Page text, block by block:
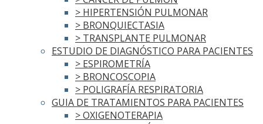
> HIPERTENSIÓN PULMONAR
> BRONQUIECTASIA
> TRANSPLANTE PULMONAR
ESTUDIO DE DIAGNÓSTICO PARA PACIENTES
> ESPIROMETRÍA
> BRONCOSCOPIA
> POLIGRAFÍA RESPIRATORIA
GUIA DE TRATAMIENTOS PARA PACIENTES
> OXIGENOTERAPIA